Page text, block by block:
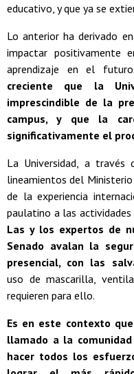
educativo, y que ya se
Lo anterior ha derivado
impactar positivamente
aprendizaje en el
creciente que la
imprescindible de la
campus, y que la
significativamente el
La Universidad, a través
lineamientos del
de la experiencia
paulatino a las actividades
Las y los expertos de
Senado avalan la
presencial, con las
uso de mascarilla,
requieren para ello.
Es en este contexto
llamado a la
hacer todos los